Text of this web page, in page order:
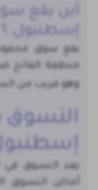
أين يقع
إسطنبول ؟
يقع سوق
منطقة الفاتح
وهو قريب من
التسوق
يعد التسوق في
أماكن التسوق